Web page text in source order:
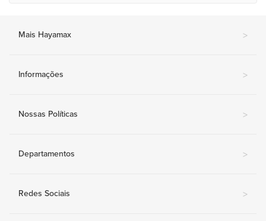
Mais Hayamax >
Informações >
Nossas Políticas >
Departamentos >
Redes Sociais >